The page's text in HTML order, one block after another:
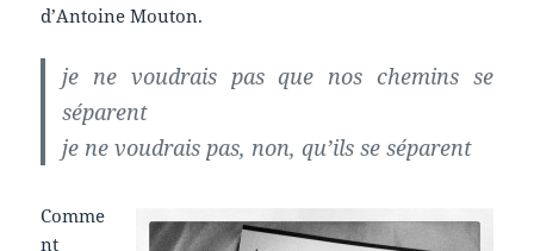
d’Antoine Mouton.
je ne voudrais pas que nos chemins se
séparent
je ne voudrais pas, non, qu’ils se séparent
Comme
nt